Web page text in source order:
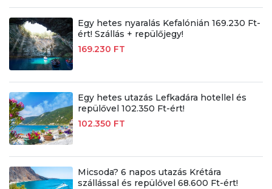
Egy hetes nyaralás Kefalónián 169.230 Ft-
ért! Szállás + repülőjegy!
169.230 FT
Egy hetes utazás Lefkadára hotellel és
repülővel 102.350 Ft-ért!
102.350 FT
Micsoda? 6 napos utazás Krétára
szállással és repülővel 68.600 Ft-ért!